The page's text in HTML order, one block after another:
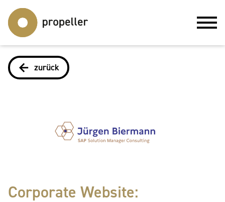
zurück
Corporate Website: